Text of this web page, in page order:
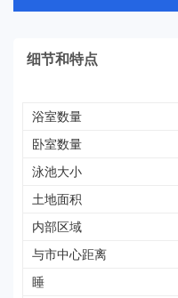
细节和特点
浴室数量
卧室数量
泳池大小
土地面积
内部区域
与市中心距离
睡